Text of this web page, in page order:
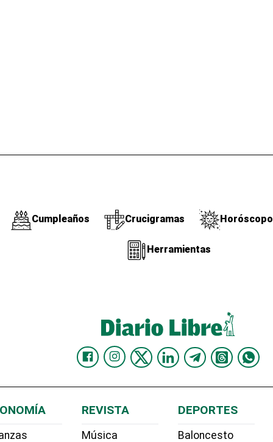
Cumpleaños Crucigramas Horóscopo
Herramientas
REVISTA
Música
DEPORTES
Baloncesto